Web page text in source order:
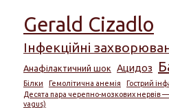
Gerald Cizadlo
Інфекційні
Анафілактичний шок Ацидоз
Білки Гемолітична анемія Гострий
Десята пара черепно-мозкових нервів
vagus)